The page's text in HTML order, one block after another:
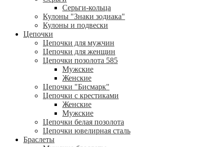
Серьги-кольца
Кулоны "Знаки зодиака"
Кулоны и подвески
Цепочки
Цепочки для мужчин
Цепочки для женщин
Цепочки позолота 585
Мужские
Женские
Цепочки "Бисмарк"
Цепочки с крестиками
Женские
Мужские
Цепочки белая позолота
Цепочки ювелирная сталь
Браслеты